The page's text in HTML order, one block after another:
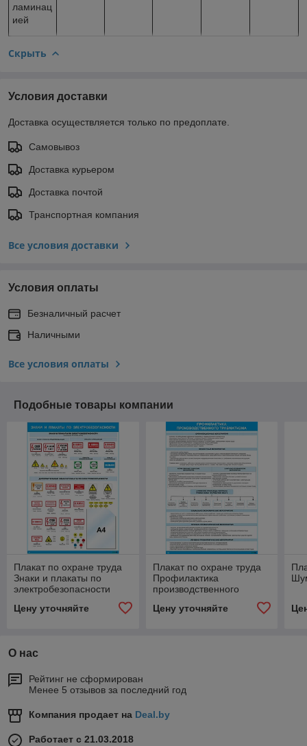
ламинац
ией
Скрыть
Условия доставки
Доставка осуществляется только по предоплате.
Самовывоз
Доставка курьером
Доставка почтой
Транспортная компания
Все условия доставки
Условия оплаты
Безналичный расчет
Наличными
Все условия оплаты
Подобные товары компании
Плакат по охране труда
Знаки и плакаты по
электробезопасности
Цену уточняйте
Плакат по охране труда
Профилактика
производственного
Цену уточняйте
О нас
Рейтинг не сформирован
Менее 5 отзывов за последний год
Компания продает на Deal.by
Работает с 21.03.2018